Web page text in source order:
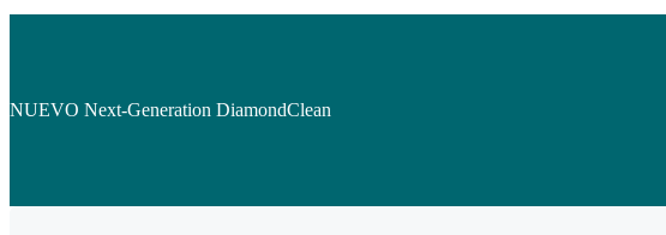
NUEVO Next-Generation DiamondClean